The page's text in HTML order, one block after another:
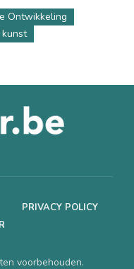
Ontwikkeling
PRIVACY POLICY
voorbehouden.